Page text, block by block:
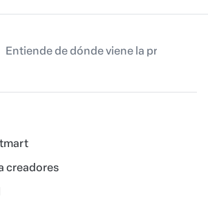
Entiende de dónde viene la práctica
creadores